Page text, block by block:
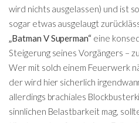
wird nichts ausgelassen) und ist
sogar etwas ausgelaugt
„Batman V Superman“ eine
Steigerung seines Vorgängers –
Wer mit solch einem Feuerwerk
der wird hier sicherlich
allerdings brachiales
sinnlichen Belastbarkeit mag,